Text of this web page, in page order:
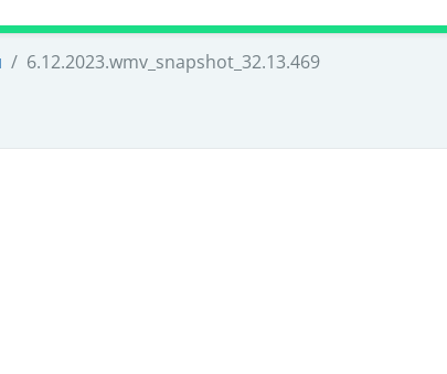
/ 6.12.2023.wmv_snapshot_32.13.469